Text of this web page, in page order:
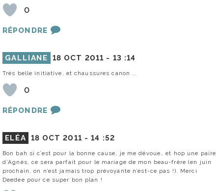
0
RÉPONDRE
GALLIANE 18 OCT 2011 - 13 :14
Très belle initiative, et chaussures canon ..
0
RÉPONDRE
ELÉA 18 OCT 2011 -14 :52
Bon bah si c’est pour la bonne cause, je me dévoue… et hop une paire
d’Agnès, ce sera parfait pour le mariage de mon beau-frère (en juin
prochain, on n’est jamais trop prévoyante n’est-ce pas !). Merci
Deedee pour ce super bon plan !